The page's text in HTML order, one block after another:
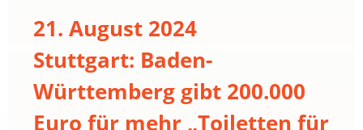
21. August 2024
Stuttgart: Baden-
Württemberg gibt 200.000
Euro für mehr „Toiletten für